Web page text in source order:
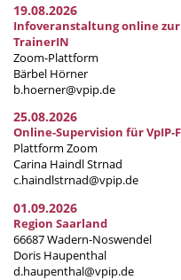
19.08.2026
Infoveranstaltung online
TrainerIN
Zoom-Plattform
Bärbel Hörner
b.hoerner@vpip.de
25.08.2026
Online-Supervision für
Plattform Zoom
Carina Haindl Strnad
c.haindlstrnad@vpip.de
01.09.2026
Region Saarland
66687 Wadern-Noswendel
Doris Haupenthal
d.haupenthal@vpip.de